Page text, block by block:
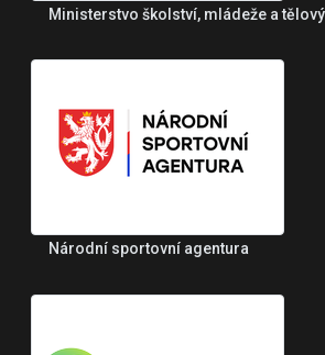
Ministerstvo školství, mládeže a
Národní sportovní agentura